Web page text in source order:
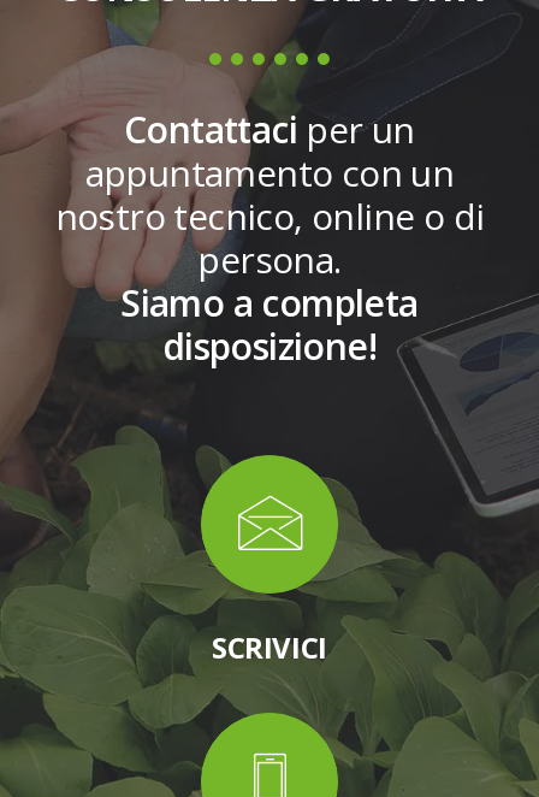
Contattaci per un
appuntamento con un
nostro tecnico, online o di
persona.
Siamo a completa
disposizione!
SCRIVICI